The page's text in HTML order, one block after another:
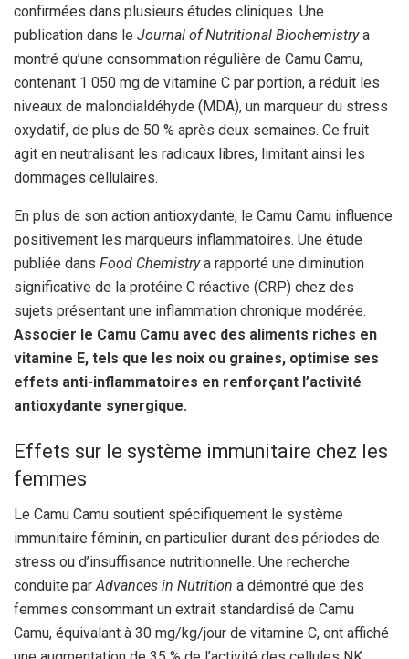
confirmées dans plusieurs études cliniques. Une
publication dans le Journal of Nutritional Biochemistrya
montré qu’une consommation régulière de Camu Camu,
contenant 1 050 mg de vitamine C par portion, a réduit les
niveaux de malondialdéhyde (MDA), un marqueur du stress
oxydatif, de plus de 50 % après deux semaines. Ce fruit
agit en neutralisant les radicaux libres, limitant ainsi les
dommages cellulaires.
En plus de son action antioxydante, le Camu Camu influence
positivement les marqueurs inflammatoires. Une étude
publiée dans Food Chemistrya rapporté une diminution
significative de la protéine C réactive (CRP) chez des
sujets présentant une inflammation chronique modérée.
Associer le Camu Camu avec des aliments riches en
vitamine E, tels que les noix ou graines, optimise ses
effets anti-inflammatoires en renforçant l’activité
antioxydante synergique.
Effets sur le système immunitaire chez les
femmes
Le Camu Camu soutient spécifiquement le système
immunitaire féminin, en particulier durant des périodes de
stress ou d’insuffisance nutritionnelle. Une recherche
conduite par Advances in Nutrition a démontré que des
femmes consommant un extrait standardisé de Camu
Camu, équivalant à 30 mg/kg/jour de vitamine C, ont affiché